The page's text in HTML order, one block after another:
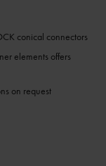
conical connectors
elements offers
on request